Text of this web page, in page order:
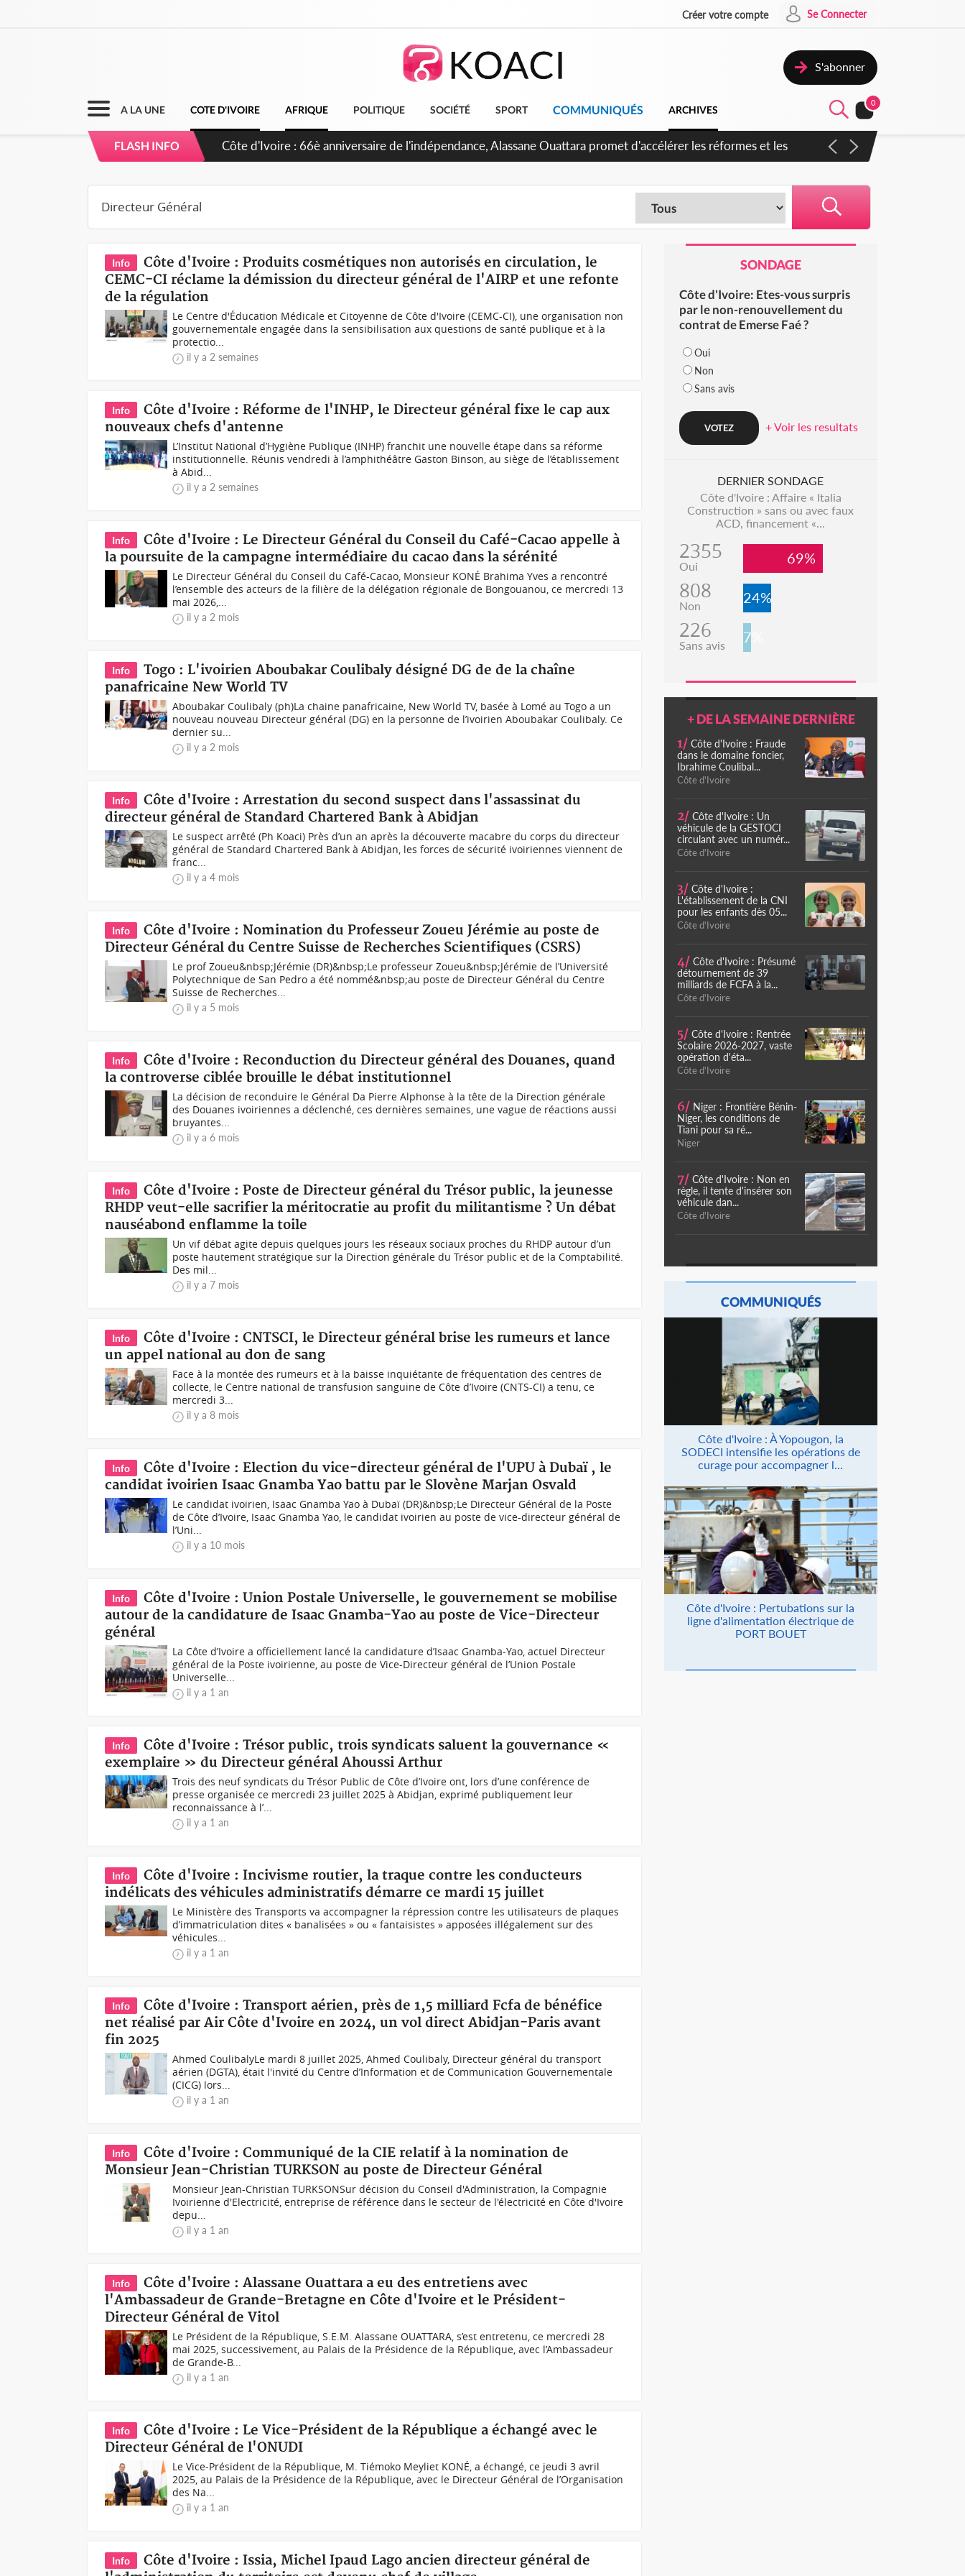
Créer votre compte Se Connecter
S'abonner
A LA UNE COTE D'IVOIRE AFRIQUE POLITIQUE SOCIÉTÉ SPORT COMMUNIQUÉS ARCHIVES
0
FLASH INFO
Côte d'Ivoire : À Abidjan, Amadou Oury Bah admire le modèle ivoirien et veut s'en inspirer pour accélérer le
Info
Côte d'Ivoire : Produits cosmétiques non autorisés en circulation, le
CEMC-CI réclame la démission du directeur général de l'AIRP et une refonte
de la régulation
Le Centre d'Éducation Médicale et Citoyenne de Côte d'Ivoire (CEMC-CI), une organisation non
gouvernementale engagée dans la sensibilisation aux questions de santé publique et à la
protectio...
il y a 2 semaines
Info
Côte d'Ivoire : Réforme de l'INHP, le Directeur général fixe le cap aux
nouveaux chefs d'antenne
L’Institut National d’Hygiène Publique (INHP) franchit une nouvelle étape dans sa réforme
institutionnelle. Réunis vendredi à l’amphithéâtre Gaston Binson, au siège de l’établissement
à Abid...
il y a 2 semaines
Info
Côte d'Ivoire : Le Directeur Général du Conseil du Café-Cacao appelle à
la poursuite de la campagne intermédiaire du cacao dans la sérénité
Le Directeur Général du Conseil du Café-Cacao, Monsieur KONÉ Brahima Yves a rencontré
l’ensemble des acteurs de la filière de la délégation régionale de Bongouanou, ce mercredi 13
mai 2026,...
il y a 2 mois
Info
Togo : L'ivoirien Aboubakar Coulibaly désigné DG de de la chaîne
panafricaine New World TV
Aboubakar Coulibaly (ph)La chaine panafricaine, New World TV, basée à Lomé au Togo a un
nouveau nouveau Directeur général (DG) en la personne de l’ivoirien Aboubakar Coulibaly. Ce
dernier su...
il y a 2 mois
Info
Côte d'Ivoire : Arrestation du second suspect dans l'assassinat du
directeur général de Standard Chartered Bank à Abidjan
Le suspect arrêté (Ph Koaci) Près d’un an après la découverte macabre du corps du directeur
général de Standard Chartered Bank à Abidjan, les forces de sécurité ivoiriennes viennent de
franc...
il y a 4 mois
Info
Côte d'Ivoire : Nomination du Professeur Zoueu Jérémie au poste de
Directeur Général du Centre Suisse de Recherches Scientifiques (CSRS)
Le prof Zoueu&nbsp;Jérémie (DR)&nbsp;Le professeur Zoueu&nbsp;Jérémie de l’Université
Polytechnique de San Pedro a été nommé&nbsp;au poste de Directeur Général du Centre
Suisse de Recherches...
il y a 5 mois
Info
Côte d'Ivoire : Reconduction du Directeur général des Douanes, quand
la controverse ciblée brouille le débat institutionnel
La décision de reconduire le Général Da Pierre Alphonse à la tête de la Direction générale
des Douanes ivoiriennes a déclenché, ces dernières semaines, une vague de réactions aussi
bruyantes...
il y a 6 mois
Info
Côte d'Ivoire : Poste de Directeur général du Trésor public, la jeunesse
RHDP veut-elle sacrifier la méritocratie au profit du militantisme ? Un débat
nauséabond enflamme la toile
Un vif débat agite depuis quelques jours les réseaux sociaux proches du RHDP autour d’un
poste hautement stratégique sur la Direction générale du Trésor public et de la Comptabilité.
Des mil...
il y a 7 mois
Info
Côte d'Ivoire : CNTSCI, le Directeur général brise les rumeurs et lance
un appel national au don de sang
Face à la montée des rumeurs et à la baisse inquiétante de fréquentation des centres de
collecte, le Centre national de transfusion sanguine de Côte d’Ivoire (CNTS-CI) a tenu, ce
mercredi 3...
il y a 8 mois
Info
Côte d'Ivoire : Election du vice-directeur général de l'UPU à Dubaï , le
candidat ivoirien Isaac Gnamba Yao battu par le Slovène Marjan Osvald
Le candidat ivoirien, Isaac Gnamba Yao à Dubaï (DR)&nbsp;Le Directeur Général de la Poste
de Côte d’Ivoire, Isaac Gnamba Yao, le candidat ivoirien au poste de vice-directeur général de
l’Uni...
il y a 10 mois
Info
Côte d'Ivoire : Union Postale Universelle, le gouvernement se mobilise
autour de la candidature de Isaac Gnamba-Yao au poste de Vice-Directeur
général
La Côte d’Ivoire a officiellement lancé la candidature d’Isaac Gnamba-Yao, actuel Directeur
général de la Poste ivoirienne, au poste de Vice-Directeur général de l’Union Postale
Universelle...
il y a 1 an
Info
Côte d'Ivoire : Trésor public, trois syndicats saluent la gouvernance «
exemplaire » du Directeur général Ahoussi Arthur
Trois des neuf syndicats du Trésor Public de Côte d’Ivoire ont, lors d’une conférence de
presse organisée ce mercredi 23 juillet 2025 à Abidjan, exprimé publiquement leur
reconnaissance à l’...
il y a 1 an
Info
Côte d'Ivoire : Incivisme routier, la traque contre les conducteurs
indélicats des véhicules administratifs démarre ce mardi 15 juillet
Le Ministère des Transports va accompagner la répression contre les utilisateurs de plaques
d’immatriculation dites « banalisées » ou « fantaisistes » apposées illégalement sur des
véhicules...
il y a 1 an
Info
Côte d'Ivoire : Transport aérien, près de 1,5 milliard Fcfa de bénéfice
net réalisé par Air Côte d'Ivoire en 2024, un vol direct Abidjan-Paris avant
fin 2025
Ahmed CoulibalyLe mardi 8 juillet 2025, Ahmed Coulibaly, Directeur général du transport
aérien (DGTA), était l'invité du Centre d’Information et de Communication Gouvernementale
(CICG) lors...
il y a 1 an
Info
Côte d'Ivoire : Communiqué de la CIE relatif à la nomination de
Monsieur Jean-Christian TURKSON au poste de Directeur Général
Monsieur Jean-Christian TURKSONSur décision du Conseil d'Administration, la Compagnie
Ivoirienne d'Electricité, entreprise de référence dans le secteur de l'électricité en Côte d'Ivoire
depu...
il y a 1 an
Info
Côte d'Ivoire : Alassane Ouattara a eu des entretiens avec
l'Ambassadeur de Grande-Bretagne en Côte d'Ivoire et le Président-
Directeur Général de Vitol
Le Président de la République, S.E.M. Alassane OUATTARA, s’est entretenu, ce mercredi 28
mai 2025, successivement, au Palais de la Présidence de la République, avec l’Ambassadeur
de Grande-B...
il y a 1 an
Info
Côte d'Ivoire : Le Vice-Président de la République a échangé avec le
Directeur Général de l'ONUDI
Le Vice-Président de la République, M. Tiémoko Meyliet KONÉ, a échangé, ce jeudi 3 avril
2025, au Palais de la Présidence de la République, avec le Directeur Général de l’Organisation
des Na...
il y a 1 an
Info
Côte d'Ivoire : Issia, Michel Ipaud Lago ancien directeur général de
SONDAGE
Côte d'Ivoire: Etes-vous surpris
par le non-renouvellement du
contrat de Emerse Faé ?
Oui
Non
Sans avis
+ Voir les resultats
DERNIER SONDAGE
Côte d'Ivoire : Affaire « Italia
Construction » sans ou avec faux
ACD, financement «...
2355
Oui 69%
808
Non 24%
226
Sans avis 7%
+ DE LA SEMAINE DERNIÈRE
1/ Côte d'Ivoire : Fraude
dans le domaine foncier,
Ibrahime Coulibal...
Côte d'Ivoire
2/ Côte d'Ivoire : Un
véhicule de la GESTOCI
circulant avec un numér...
Côte d'Ivoire
3/ Côte d'Ivoire :
L'établissement de la CNI
pour les enfants dès 05...
Côte d'Ivoire
4/ Côte d'Ivoire : Présumé
détournement de 39
milliards de FCFA à la...
Côte d'Ivoire
5/ Côte d'Ivoire : Rentrée
Scolaire 2026-2027, vaste
opération d'éta...
Côte d'Ivoire
6/ Niger : Frontière Bénin-
Niger, les conditions de
Tiani pour sa ré...
Niger
7/ Côte d'Ivoire : Non en
règle, il tente d'insérer son
véhicule dan...
Côte d'Ivoire
COMMUNIQUÉS
Côte d'Ivoire : À Yopougon, la
SODECI intensifie les opérations de
curage pour accompagner l...
Côte d'Ivoire : Pertubations sur la
ligne d'alimentation électrique de
PORT BOUET